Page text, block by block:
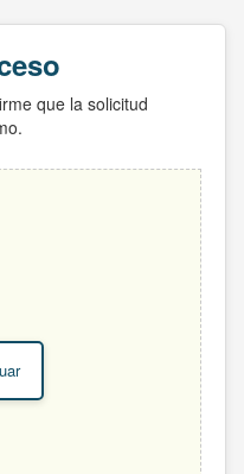
que la solicitud